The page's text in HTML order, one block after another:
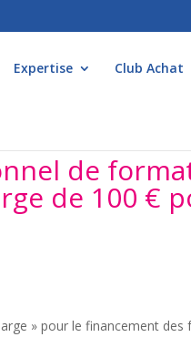
Expertise Club Achat
de
de 100 €
» pour le financement